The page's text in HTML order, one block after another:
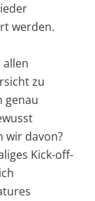
werden.
zu
genau
wir davon?
Kick-off-